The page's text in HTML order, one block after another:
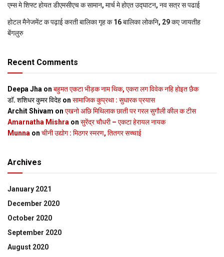
एम्स मे शिफ्ट होयत डीएमसीएच क सामान, मार्च मे होएत उद्घाटन, नव सत्र स पढाई
होटल मैनेजमेंट क पढ़ाई करती बालिका गृह क 16 बालिका लोकनि, 29 कए जायतीह
बेंगलुरु
Recent Comments
Deepa Jha on बहुमत एकटा भीड़क नाम थिक, एकरा लग विवेक नहि होइत छैक
डॉ. शशिधर कुमर विदेह on सामाजिक कुप्रथा : सुधारक प्रयास
Archit Shivam on एखनो अछि मिथिलाक छाती पर गरल सुगौली कील क टीस
Amarnatha Mishra on सुरेंद्र चौधरी – एकटा हेरायल नायक
Munna on चीनी उद्योग : मिठगर स्‍मरण, तितगर सच्‍चाई
Archives
January 2021
December 2020
October 2020
September 2020
August 2020